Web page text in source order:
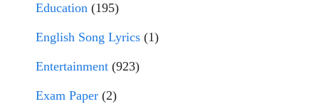
Education (195)
English Song Lyrics (1)
Entertainment (923)
Exam Paper (2)